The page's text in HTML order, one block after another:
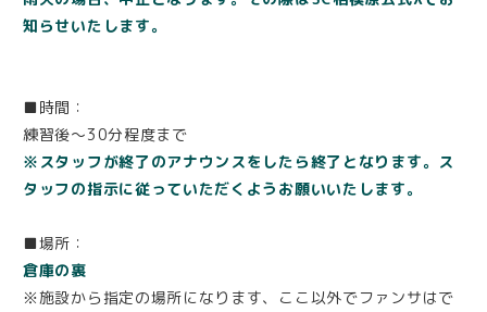
知らせいたします。
■時間：
練習後〜30分程度まで
※スタッフが終了のアナウンスをしたら終了となります。ス
タッフの指示に従っていただくようお願いいたします。
■場所：
倉庫の裏
※施設から指定の場所になります、ここ以外でファンサはで